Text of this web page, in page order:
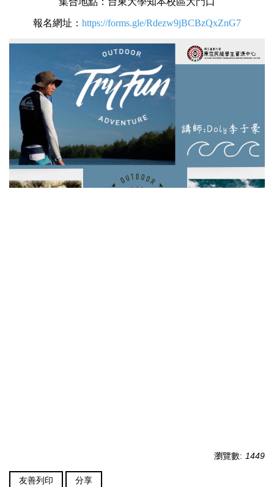
報名網址： https://forms.gle/Rdezw9jBCBzQxZnG7
瀏覽數: 1449
友善列印 分享